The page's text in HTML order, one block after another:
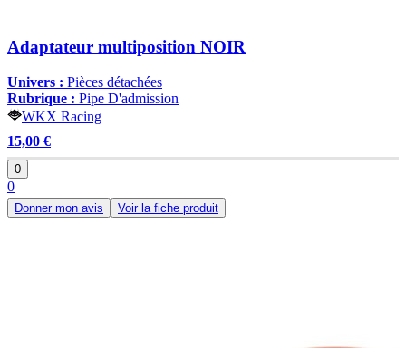
Adaptateur multiposition NOIR
Univers : Pièces détachées
Rubrique : Pipe D'admission
WKX Racing
15,00 €
0
0
Donner mon avis Voir la fiche produit